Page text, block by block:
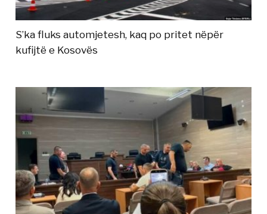
S’ka fluks automjetesh, kaq po pritet nëpër
kufijtë e Kosovës